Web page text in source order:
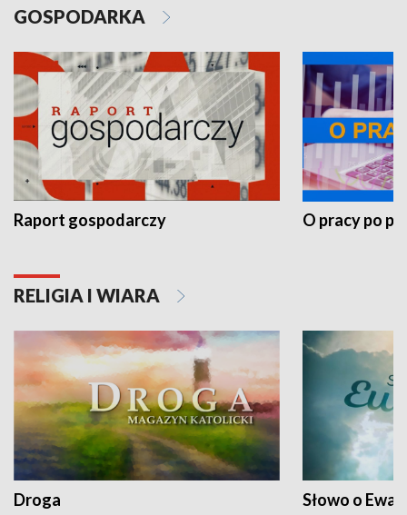
GOSPODARKA
Raport gospodarczy O pracy po
RELIGIA I WIARA
Droga Słowo o